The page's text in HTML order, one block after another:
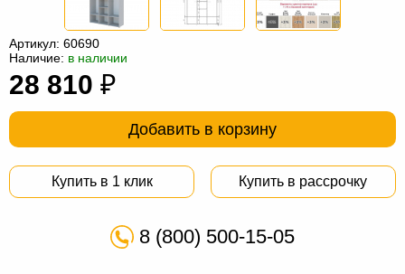
из
ротанга
Садовая
мебель
Косметологическое
оборудование
Артикул: 60690
Наличие: в наличии
28 810 ₽
Добавить в корзину
Купить в 1 клик Купить в рассрочку
8 (800) 500-15-05